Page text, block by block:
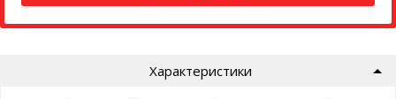
Характеристики